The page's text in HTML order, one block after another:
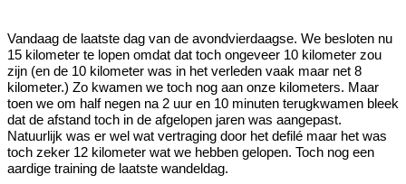
Vandaag de laatste dag van de avondvierdaagse. We besloten nu
15 kilometer te lopen omdat dat toch ongeveer 10 kilometer zou
zijn (en de 10 kilometer was in het verleden vaak maar net 8
kilometer.) Zo kwamen we toch nog aan onze kilometers. Maar
toen we om half negen na 2 uur en 10 minuten terugkwamen bleek
dat de afstand toch in de afgelopen jaren was aangepast.
Natuurlijk was er wel wat vertraging door het defilé maar het was
toch zeker 12 kilometer wat we hebben gelopen. Toch nog een
aardige training de laatste wandeldag.